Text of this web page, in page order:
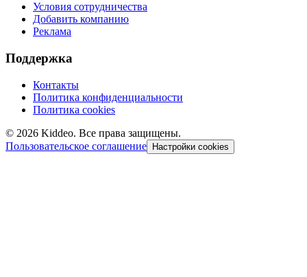
Условия сотрудничества
Добавить компанию
Реклама
Поддержка
Контакты
Политика конфиденциальности
Политика cookies
© 2026 Kiddeo. Все права защищены.
Пользовательское соглашение
Настройки cookies